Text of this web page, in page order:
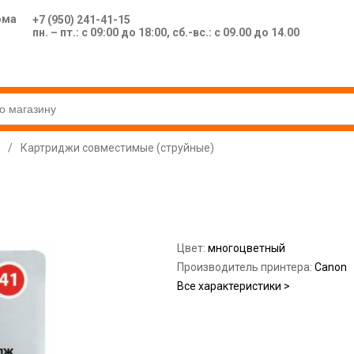
+7 (950) 241-41-15
пн. – пт.: с 09:00 до 18:00, сб.-вс.: с 09.00 до 14.00
/ Картриджи совместимые (струйные)
Цвет: многоцветный
Производитель принтера: Canon
Все характеристики >